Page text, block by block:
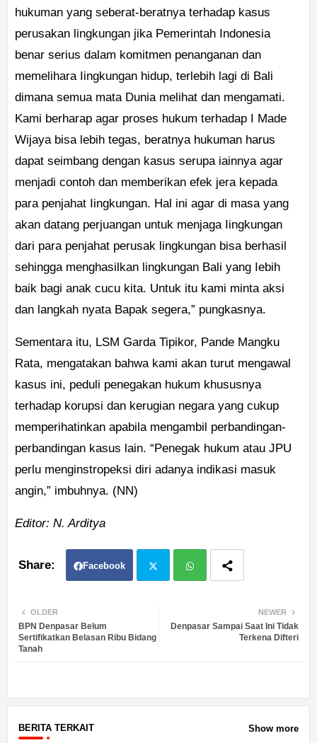
hukuman yang seberat-beratnya terhadap kasus
perusakan lingkungan jika Pemerintah Indonesia
benar serius dalam komitmen penanganan dan
memelihara Iingkungan hidup, terlebih lagi di Bali
dimana semua mata Dunia melihat dan mengamati.
Kami berharap agar proses hukum terhadap I Made
Wijaya bisa lebih tegas, beratnya hukuman harus
dapat seimbang dengan kasus serupa iainnya agar
menjadi contoh dan memberikan efek jera kepada
para penjahat Iingkungan. Hal ini agar di masa yang
akan datang perjuangan untuk menjaga Iingkungan
dari para penjahat perusak lingkungan bisa berhasil
sehingga menghasilkan lingkungan Bali yang Iebih
baik bagi anak cucu kita. Untuk itu kami minta aksi
dan langkah nyata Bapak segera,” pungkasnya.
Sementara itu, LSM Garda Tipikor, Pande Mangku
Rata, mengatakan bahwa kami akan turut mengawal
kasus ini, peduli penegakan hukum khususnya
terhadap korupsi dan kerugian negara yang cukup
memperihatinkan apabila mengambil perbandingan-
perbandingan kasus lain. “Penegak hukum atau JPU
perlu menginstropeksi diri adanya indikasi masuk
angin,” imbuhnya. (NN)
Editor: N. Arditya
Facebook
atsa
NEWER
Denpasar Sampai Saat Ini Tidak
Terkena Difteri
OLDER
BPN Denpasar Belum
Sertifikatkan Belasan Ribu Bidang
Tanah
BERITA TERKAIT Show more